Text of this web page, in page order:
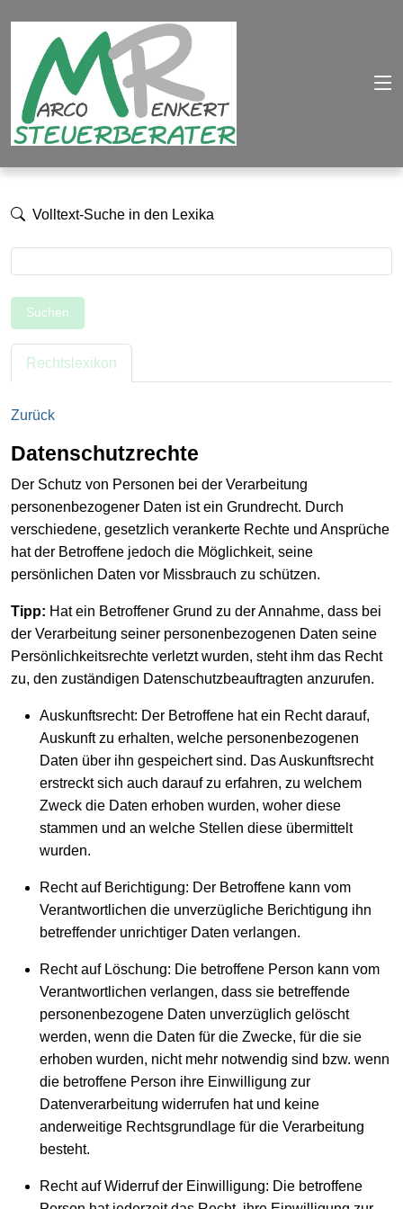
Volltext-Suche in den Lexika
Suchen
Rechtslexikon
Zurück
Datenschutzrechte
Der Schutz von Personen bei der Verarbeitung
personenbezogener Daten ist ein Grundrecht. Durch
verschiedene, gesetzlich verankerte Rechte und Ansprüche
hat der Betroffene jedoch die Möglichkeit, seine
persönlichen Daten vor Missbrauch zu schützen.
Tipp: Hat ein Betroffener Grund zu der Annahme, dass bei
der Verarbeitung seiner personenbezogenen Daten seine
Persönlichkeitsrechte verletzt wurden, steht ihm das Recht
zu, den zuständigen Datenschutzbeauftragten anzurufen.
Auskunftsrecht: Der Betroffene hat ein Recht darauf,
Auskunft zu erhalten, welche personenbezogenen
Daten über ihn gespeichert sind. Das Auskunftsrecht
erstreckt sich auch darauf zu erfahren, zu welchem
Zweck die Daten erhoben wurden, woher diese
stammen und an welche Stellen diese übermittelt
wurden.
Recht auf Berichtigung: Der Betroffene kann vom
Verantwortlichen die unverzügliche Berichtigung ihn
betreffender unrichtiger Daten verlangen.
Recht auf Löschung: Die betroffene Person kann vom
Verantwortlichen verlangen, dass sie betreffende
personenbezogene Daten unverzüglich gelöscht
werden, wenn die Daten für die Zwecke, für die sie
erhoben wurden, nicht mehr notwendig sind bzw. wenn
die betroffene Person ihre Einwilligung zur
Datenverarbeitung widerrufen hat und keine
anderweitige Rechtsgrundlage für die Verarbeitung
besteht.
Recht auf Widerruf der Einwilligung: Die betroffene